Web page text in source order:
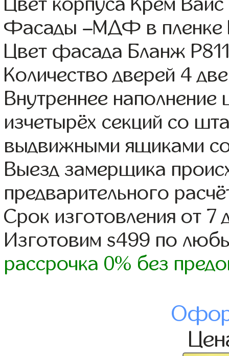
Цвет корпуса Крем Вайс
Фасады –МДФ в пленке
Цвет фасада Бланж
Количество дверей 4
Внутреннее
изчетырёх секций со
выдвижными ящиками
Выезд замерщика
предварительного
Срок изготовления от 7
Изготовим s499 по
рассрочка 0% без